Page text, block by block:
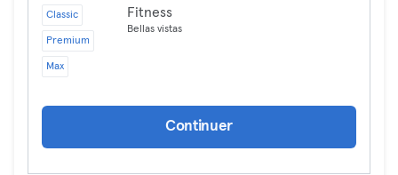
Classic
Premium
Max
Fitness
Bellas vistas
Continuer